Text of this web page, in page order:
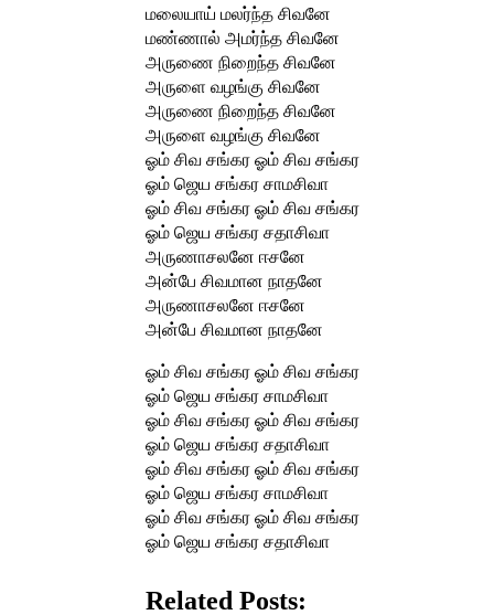
மலையாய் மலர்ந்த சிவனே
மண்ணால் அமர்ந்த சிவனே
அருணை நிறைந்த சிவனே
அருளை வழங்கு சிவனே
அருணை நிறைந்த சிவனே
அருளை வழங்கு சிவனே
ஓம் சிவ சங்கர ஓம் சிவ சங்கர
ஓம் ஜெய சங்கர சாமசிவா
ஓம் சிவ சங்கர ஓம் சிவ சங்கர
ஓம் ஜெய சங்கர சதாசிவா
அருணாசலனே ஈசனே
அன்பே சிவமான நாதனே
அருணாசலனே ஈசனே
அன்பே சிவமான நாதனே
ஓம் சிவ சங்கர ஓம் சிவ சங்கர
ஓம் ஜெய சங்கர சாமசிவா
ஓம் சிவ சங்கர ஓம் சிவ சங்கர
ஓம் ஜெய சங்கர சதாசிவா
ஓம் சிவ சங்கர ஓம் சிவ சங்கர
ஓம் ஜெய சங்கர சாமசிவா
ஓம் சிவ சங்கர ஓம் சிவ சங்கர
ஓம் ஜெய சங்கர சதாசிவா
Related Posts: